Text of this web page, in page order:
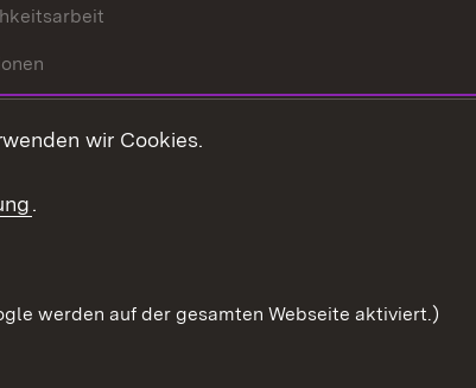
wir Cookies.
.
werden auf der gesamten Webseite aktiviert.)